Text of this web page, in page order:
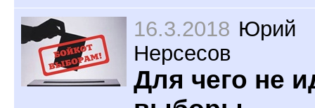
16.3.2018 Юрий
Нерсесов
Для чего не